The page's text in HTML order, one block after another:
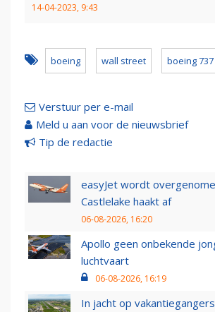
14-04-2023, 9:43
boeing wall street boeing
Verstuur per e-mail
Meld u aan voor de nieuwsbrief
Tip de redactie
easyJet wordt
Castlelake haakt af
06-08-2026, 16:20
Apollo geen onbekende
luchtvaart
06-08-2026, 16:19
In jacht op